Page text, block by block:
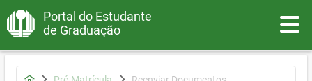
Portal do Estudante
de Graduação